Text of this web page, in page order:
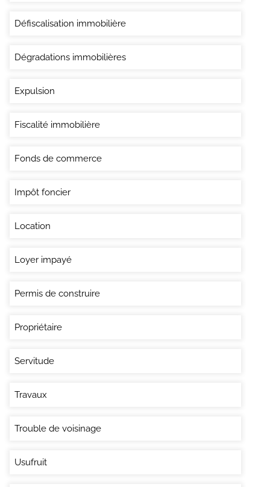
Défiscalisation immobilière
Dégradations immobilières
Expulsion
Fiscalité immobilière
Fonds de commerce
Impôt foncier
Location
Loyer impayé
Permis de construire
Propriétaire
Servitude
Travaux
Trouble de voisinage
Usufruit